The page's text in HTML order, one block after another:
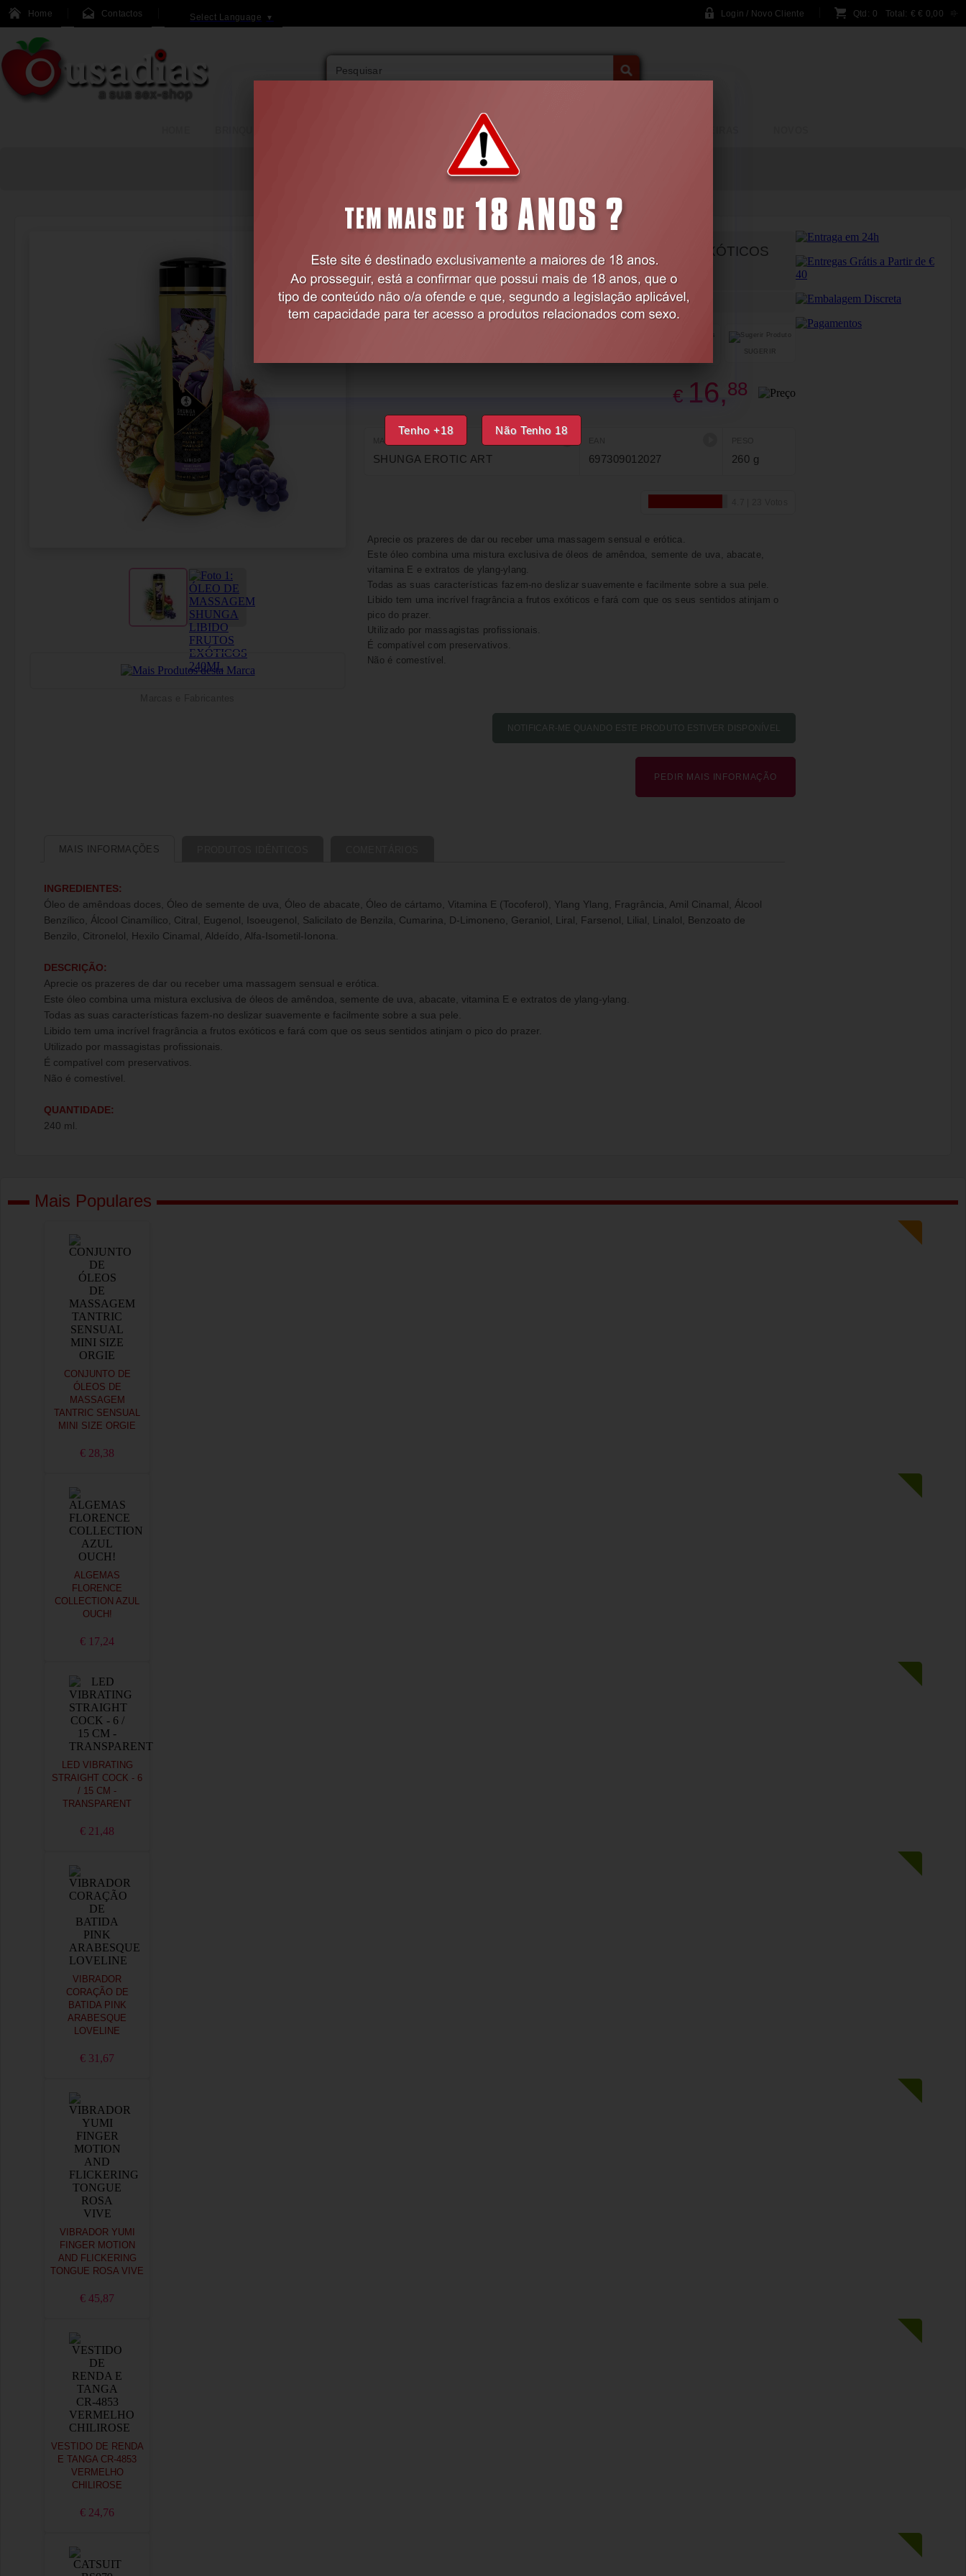
Tenho +18 Não Tenho 18
Home Contactos Select Language ▼ Login / Novo Cliente Qtd: 0 Total: €€ 0,00
LINGERIE
Massagem
ÓLEO DE MASSAGEM SHUNGA LIBIDO FRUTOS EXÓTICOS
240ML
Código:EX16557
SUGERIR
€ 16,88
SHUNGA EROTIC ART 697309012027 260 g
Aprecie os prazeres de dar ou receber uma massagem sensual e erótica.
Este óleo combina uma mistura exclusiva de óleos de amêndoa, semente de uva, abacate,
vitamina E e extratos de ylang-ylang.
Todas as suas características fazem-no deslizar suavemente e facilmente sobre a sua pele.
Libido tem uma incrível fragrância a frutos exóticos e fará com que os seus sentidos atinjam o
pico do prazer.
Utilizado por massagistas profissionais.
É compatível com preservativos.
Não é comestível.
PEDIR MAIS INFORMAÇÃO
MAIS INFORMAÇÕES
INGREDIENTES:
Óleo de amêndoas doces, Óleo de semente de uva, Óleo de abacate, Óleo de cártamo, Vitamina E (Tocoferol), Ylang Ylang, Fragrância, Amil Cinamal, Álcool
Benzílico, Álcool Cinamílico, Citral, Eugenol, Isoeugenol, Salicilato de Benzila, Cumarina, D-Limoneno, Geraniol, Liral, Farsenol, Lilial, Linalol, Benzoato de
Benzilo, Citronelol, Hexilo Cinamal, Aldeído, Alfa-Isometil-Ionona.
DESCRIÇÃO:
Aprecie os prazeres de dar ou receber uma massagem sensual e erótica.
Este óleo combina uma mistura exclusiva de óleos de amêndoa, semente de uva, abacate, vitamina E e extratos de ylang-ylang.
Todas as suas características fazem-no deslizar suavemente e facilmente sobre a sua pele.
Libido tem uma incrível fragrância a frutos exóticos e fará com que os seus sentidos atinjam o pico do prazer.
Utilizado por massagistas profissionais.
É compatível com preservativos.
Não é comestível.
QUANTIDADE:
240 ml.
Mais Populares
CONJUNTO DE
ÓLEOS DE
MASSAGEM
TANTRIC SENSUAL
MINI SIZE ORGIE
€ 28,38
ALGEMAS
FLORENCE
COLLECTION AZUL
OUCH!
€ 17,24
LED VIBRATING
STRAIGHT COCK - 6
/ 15 CM -
TRANSPARENT
€ 21,48
VIBRADOR
CORAÇÃO DE
BATIDA PINK
ARABESQUE
LOVELINE
€ 31,67
VIBRADOR YUMI
FINGER MOTION
AND FLICKERING
TONGUE ROSA VIVE
€ 45,87
VESTIDO DE RENDA
E TANGA CR-4853
VERMELHO
CHILIROSE
€ 24,76